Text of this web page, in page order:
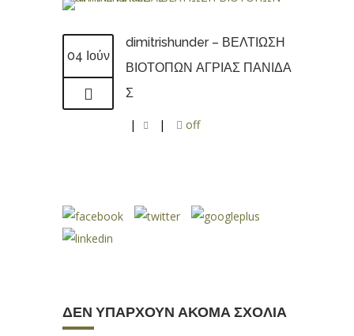
04 Ιούν
dimitrishunder – ΒΕΛΤΙΩΣΗ
ΒΙΟΤΟΠΩΝ ΑΓΡΙΑΣ ΠΑΝΙΔΑ
Σ
| | off
ΔΕΝ ΥΠΆΡΧΟΥΝ ΑΚΌΜΑ ΣΧΌΛΙΑ